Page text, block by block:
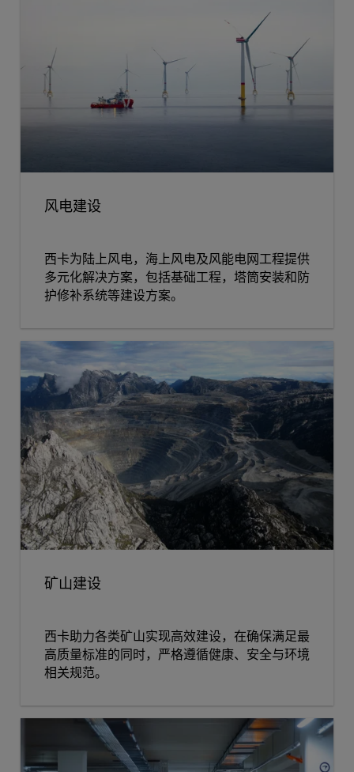
风电建设
西卡为陆上风电，海上风电及风能电网工程提供
多元化解决方案，包括基础工程，塔筒安装和防
护修补系统等建设方案。
矿山建设
西卡助力各类矿山实现高效建设，在确保满足最
高质量标准的同时，严格遵循健康、安全与环境
相关规范。